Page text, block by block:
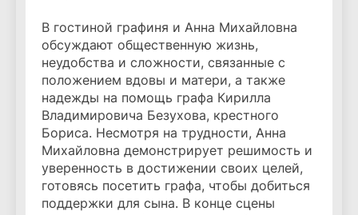
В гостиной графиня и Анна Михайловна
обсуждают общественную жизнь,
неудобства и сложности, связанные с
положением вдовы и матери, а также
надежды на помощь графа Кирилла
Владимировича Безухова, крестного
Бориса. Несмотря на трудности, Анна
Михайловна демонстрирует решимость и
уверенность в достижении своих целей,
готовясь посетить графа, чтобы добиться
поддержки для сына. В конце сцены